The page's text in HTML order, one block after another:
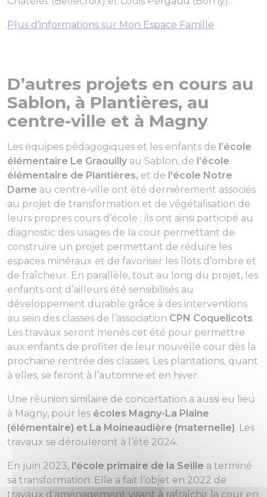
Plus d'informations sur Mon Espace Famille
D’autres projets en cours au
Sablon, à Plantières, au
centre-ville et à Magny
Les équipes pédagogiques et les enfants de l’école
élémentaire Le Graouilly au Sablon, de l’école
élémentaire de Plantières, et de l’école Notre
Dame au centre-ville ont été dernièrement associés
au projet de transformation et de végétalisation de
leurs propres cours d’école : ils ont ainsi participé au
diagnostic des usages de la cour permettant de
construire un projet permettant de réduire les
espaces minéraux et de favoriser les îlots d’ombre et
de fraîcheur. En parallèle, tout au long du projet, les
enfants ont d’ailleurs été sensibilisés au
développement durable grâce à des interventions
au sein des classes de l’association CPN Coquelicots.
Les travaux seront menés cet été pour permettre
aux enfants de profiter de leur nouvelle cour dès la
prochaine rentrée des classes. Les plantations, quant
à elles, se feront à l’automne et en hiver.
Une réunion similaire de concertation a aussi eu lieu
à Magny, pour les écoles Magny-La Plaine
(élémentaire) et La Moineaudière (maternelle). Les
travaux se dérouleront à l’été 2024.
En juin 2023, l'école primaire de la Seille a terminé
sa transformation. Elle a fait l’objet en 2022 de
travaux d’aménagement visant à rafraîchir la cour en